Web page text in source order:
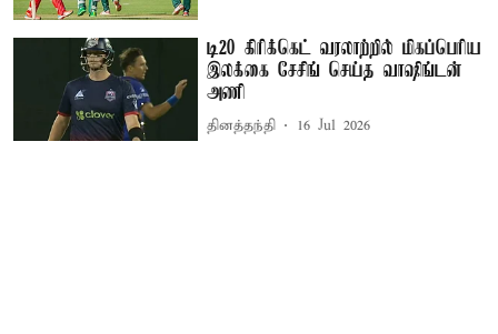
டி20 கிரிக்கெட் வரலாற்றில் மிகப்பெரிய
இலக்கை சேசிங் செய்த வாஷிங்டன்
அணி
தினத்தந்தி 16 Jul 2026